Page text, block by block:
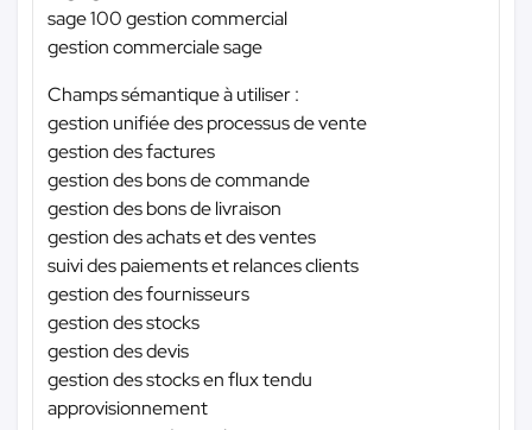
sage 100 gestion commercial
gestion commerciale sage
Champs sémantique à utiliser :
gestion unifiée des processus de vente
gestion des factures
gestion des bons de commande
gestion des bons de livraison
gestion des achats et des ventes
suivi des paiements et relances clients
gestion des fournisseurs
gestion des stocks
gestion des devis
gestion des stocks en flux tendu
approvisionnement